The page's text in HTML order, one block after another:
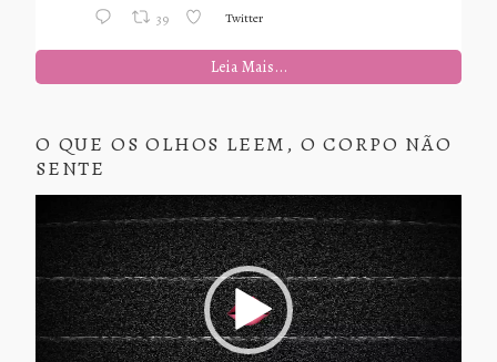
39 Twitter
Leia Mais...
O QUE OS OLHOS LEEM, O CORPO NÃO
SENTE
de
vídeo